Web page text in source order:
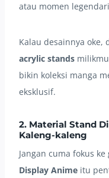
atau momen
Kalau desainnya oke,
acrylic stands
bikin koleksi manga
eksklusif.
2. Material Stand
Kaleng-kaleng
Jangan cuma fokus
Display Anime itu